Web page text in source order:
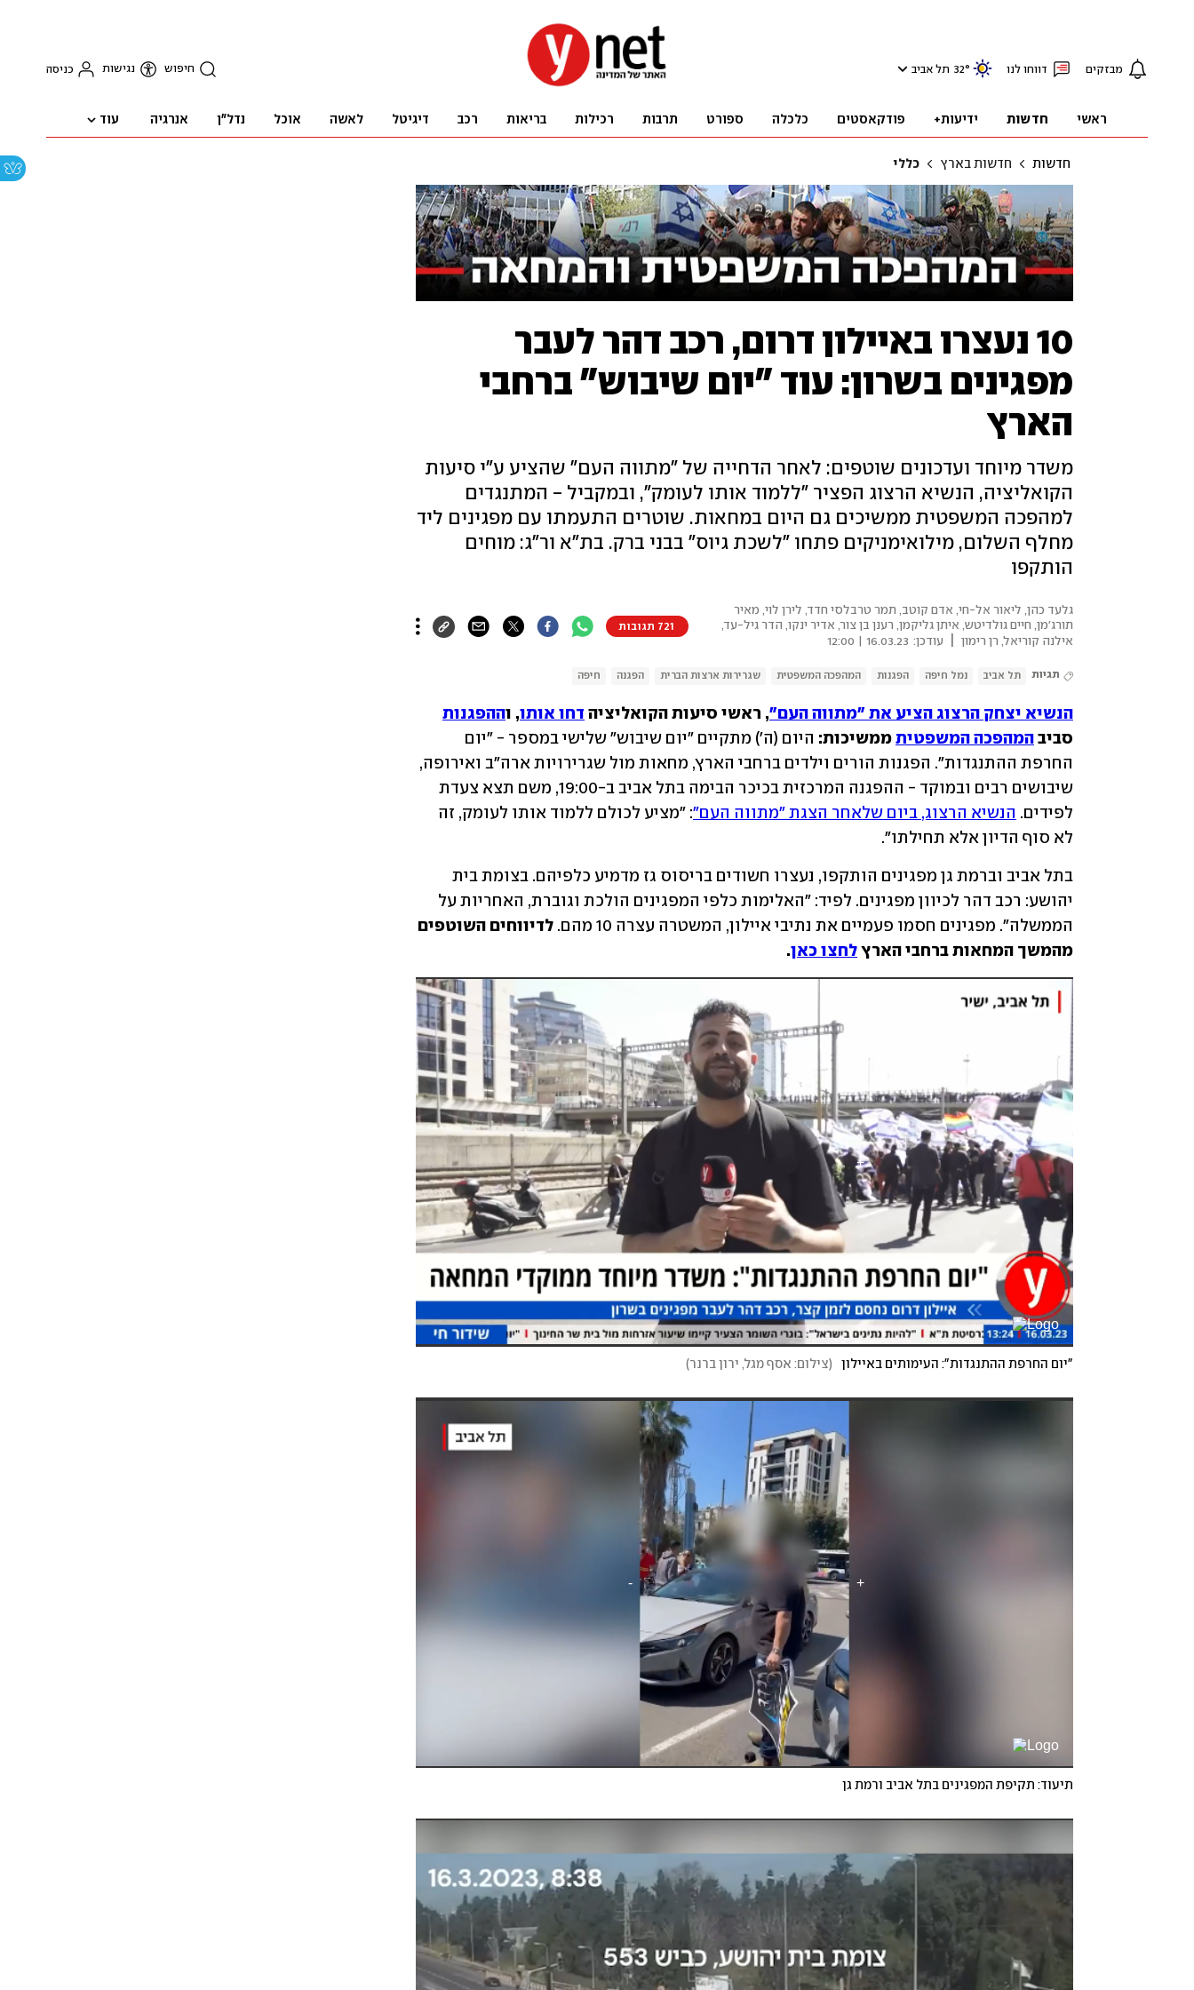
מבזקים דווחו לנו 32° תל אביב חיפוש נגישות כניסה
ראשי חדשות ידיעות+ פודקאסטים כלכלה ספורט תרבות רכילות בריאות רכב דיגיטל לאשה אוכל נדל"ן אנרגיה עוד
חדשות חדשות בארץ כללי
10 נעצרו באיילון דרום, רכב דהר לעבר
מפגינים בשרון: עוד "יום שיבוש" ברחבי
הארץ
משדר מיוחד ועדכונים שוטפים: לאחר הדחייה של "מתווה העם" שהציע ע"י סיעות
הקואליציה, הנשיא הרצוג הפציר "ללמוד אותו לעומק", ובמקביל - המתנגדים
למהפכה המשפטית ממשיכים גם היום במחאות. שוטרים התעמתו עם מפגינים ליד
מחלף השלום, מילואימניקים פתחו "לשכת גיוס" בבני ברק. בת"א ור"ג: מוחים
הותקפו
גלעד כהן, ליאור אל-חי, אדם קוטב, תמר טרבלסי חדד, לירן לוי, מאיר
תורג'מן, חיים גולדיטש, איתן גליקמן, רענן בן צור, אדיר ינקו, הדר גיל-עד,
אילנה קוריאל, רן רימון
עודכן: 16.03.23 | 12:00
721 תגובות
תגיות תל אביב נמל חיפה הפגנות המהפכה המשפטית שגרירות ארצות הברית הפגנה חיפה
הנשיא יצחק הרצוג הציע את "מתווה העם", ראשי סיעות הקואליציה דחו אותו, וההפגנות
סביב המהפכה המשפטית ממשיכות:
לפידים. הנשיא הרצוג, ביום שלאחר הצגת "מתווה העם"
לא סוף הדיון אלא תחילתו".
הממשלה". מפגינים חסמו פעמיים את נתיבי איילון, המשטרה עצרה 10 מהם.
מהמשך המחאות ברחבי הארץ לחצו כאן.
"יום החרפת ההתנגדות": העימותים באיילון (צילום: אסף מגל, ירון ברנר)
תיעוד: תקיפת המפגינים בתל אביב ורמת גן